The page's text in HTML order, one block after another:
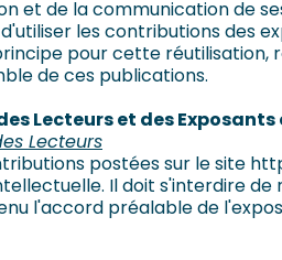
et de la communication de
les contributions des
pour cette
de ces publications.
Lecteurs et des
Lecteurs
postées sur le site
Il doit s'interdire
l'accord préalable de